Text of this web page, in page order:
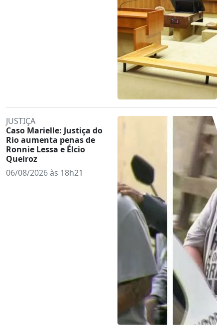
JUSTIÇA
Caso Marielle: Justiça do
Rio aumenta penas de
Ronnie Lessa e Élcio
Queiroz
06/08/2026 às 18h21